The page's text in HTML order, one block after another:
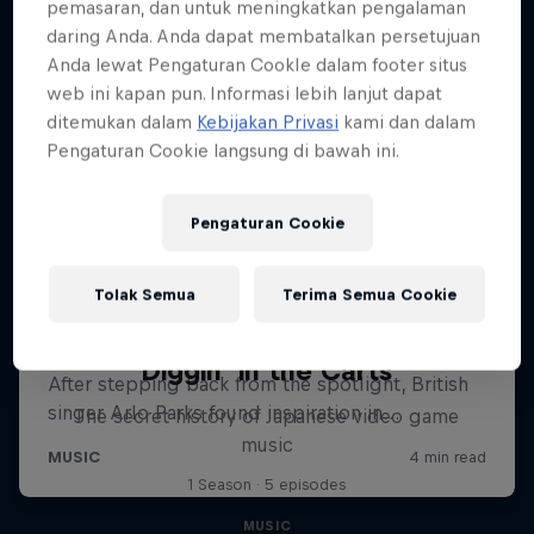
Diggin' in the Carts
The secret history of Japanese video game
music
1 Season · 5 episodes
MUSIC
pemasaran, dan untuk meningkatkan pengalaman
daring Anda. Anda dapat membatalkan persetujuan
Anda lewat Pengaturan CookIe dalam footer situs
web ini kapan pun. Informasi lebih lanjut dapat
ditemukan dalam Kebijakan Privasi kami dan dalam
Pengaturan Cookie langsung di bawah ini.
Pengaturan Cookie
Tolak Semua Terima Semua Cookie